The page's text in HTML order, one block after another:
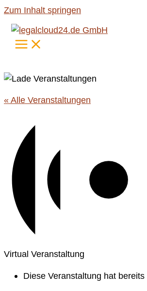
Zum Inhalt springen
« Alle Veranstaltungen
Virtual Veranstaltung
Diese Veranstaltung hat